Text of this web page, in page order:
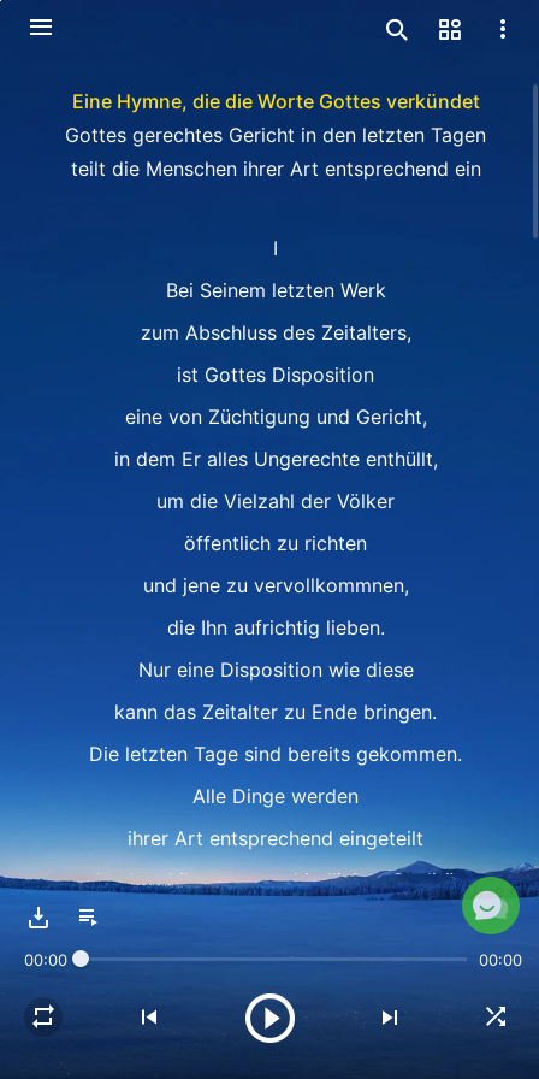
Eine Hymne, die die Worte Gottes verkündet
Gottes gerechtes Gericht in den letzten Tagen
teilt die Menschen ihrer Art entsprechend ein
I
Bei Seinem letzten Werk
zum Abschluss des Zeitalters,
ist Gottes Disposition
eine von Züchtigung und Gericht,
in dem Er alles Ungerechte enthüllt,
um die Vielzahl der Völker
öffentlich zu richten
und jene zu vervollkommnen,
die Ihn aufrichtig lieben.
Nur eine Disposition wie diese
kann das Zeitalter zu Ende bringen.
Die letzten Tage sind bereits gekommen.
Alle Dinge werden
ihrer Art entsprechend eingeteilt
und anhand ihrer unterschiedlichen Qualitäten
in unterschiedliche Kategorien aufgeteilt.
Genau zu dieser Zeit
wird Gott das Ergebnis der Menschen
und ihren Bestimmungsort offenbaren.
00:00 00:00